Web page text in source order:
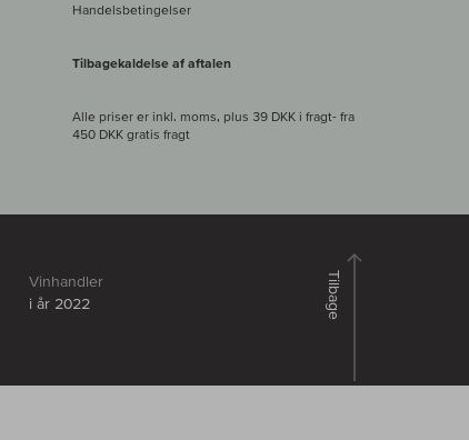
Handelsbetingelser
Tilbagekaldelse af aftalen
Alle priser er inkl. moms, plus 39 DKK i fragt- fra
450 DKK gratis fragt
Vinhandler
i år 2022
Tilbage